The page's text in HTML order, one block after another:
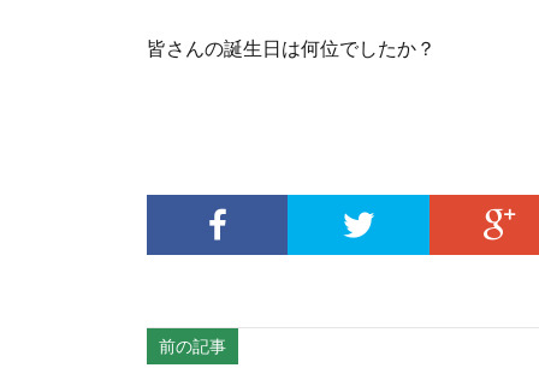
皆さんの誕生日は何位でしたか？
前の記事